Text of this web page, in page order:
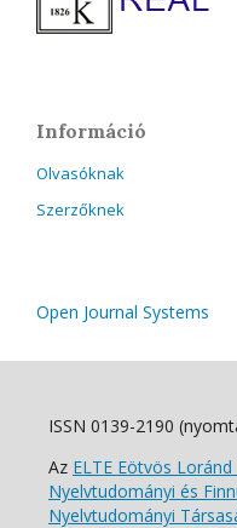
Információ
Olvasóknak
Szerzőknek
Open Journal Systems
ISSN 0139-2190
Az ELTE Eötvös
Nyelvtudományi és
Nyelvtudományi